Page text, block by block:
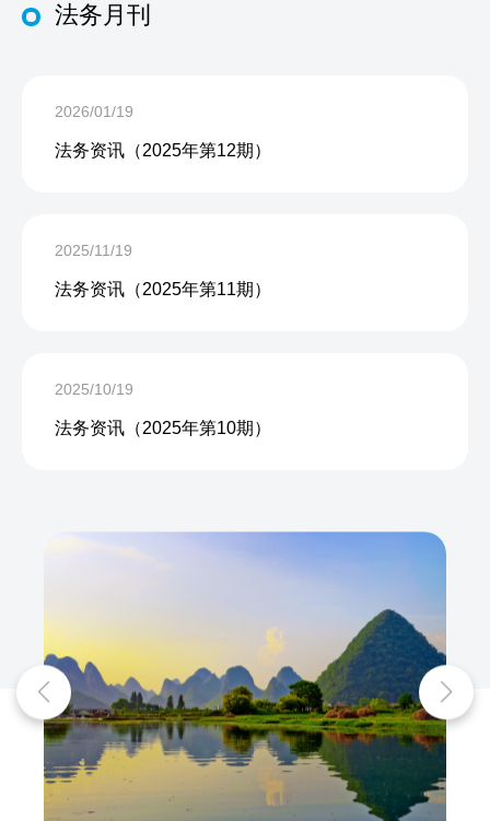
法务月刊
2026/01/19
法务资讯（2025年第12期）
2025/11/19
法务资讯（2025年第11期）
2025/10/19
法务资讯（2025年第10期）